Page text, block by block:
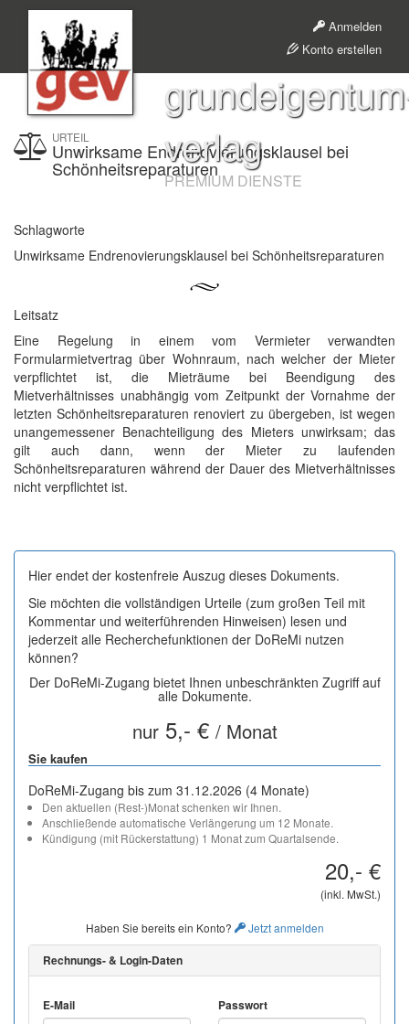
Anmelden
Konto erstellen
verlag
PREMIUM DIENSTE
URTEIL
Unwirksame Endrenovierungsklausel bei
Schönheitsreparaturen
Schlagworte
Unwirksame Endrenovierungsklausel bei Schönheitsreparaturen
Leitsatz
Eine Regelung in einem vom Vermieter verwandten
Formularmietvertrag über Wohnraum, nach welcher der Mieter
verpflichtet ist, die Mieträume bei Beendigung des
Mietverhältnisses unabhängig vom Zeitpunkt der Vornahme der
letzten Schönheitsreparaturen renoviert zu übergeben, ist wegen
unangemessener Benachteiligung des Mieters unwirksam; das
gilt auch dann, wenn der Mieter zu laufenden
Schönheitsreparaturen während der Dauer des Mietverhältnisses
nicht verpflichtet ist.
Hier endet der kostenfreie Auszug dieses Dokuments.
Sie möchten die vollständigen Urteile (zum großen Teil mit
Kommentar und weiterführenden Hinweisen) lesen und
jederzeit alle Recherchefunktionen der DoReMi nutzen
können?
Der DoReMi-Zugang bietet Ihnen unbeschränkten Zugriff auf
alle Dokumente.
nur5,- € / Monat
Sie kaufen
DoReMi-Zugang bis zum 31.12.2026 (4 Monate)
Den aktuellen (Rest-)Monat schenken wir Ihnen.
Anschließende automatische Verlängerung um 12 Monate.
Kündigung (mit Rückerstattung) 1 Monat zum Quartalsende.
20,- €
(inkl. MwSt.)
Haben Sie bereits ein Konto? Jetzt anmelden
Rechnungs- & Login-Daten
E-Mail Passwort